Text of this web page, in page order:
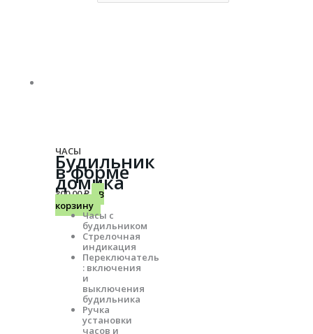
ЧАСЫ
Будильник
в форме
домика
300.00₽
В
корзину
Часы с
будильником
Стрелочная
индикация
Переключатель
: включения
и
выключения
будильника
Ручка
установки
часов и